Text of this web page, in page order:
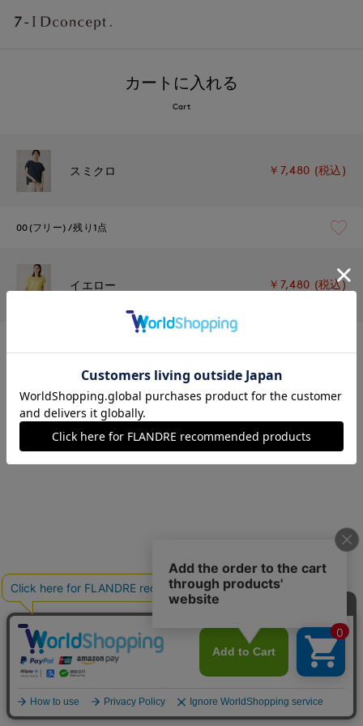
カートに入れる
Cart
スミクロ ￥7,480 (税込)
00(フリー) 残り1点
イエロー ￥7,480 (税込)